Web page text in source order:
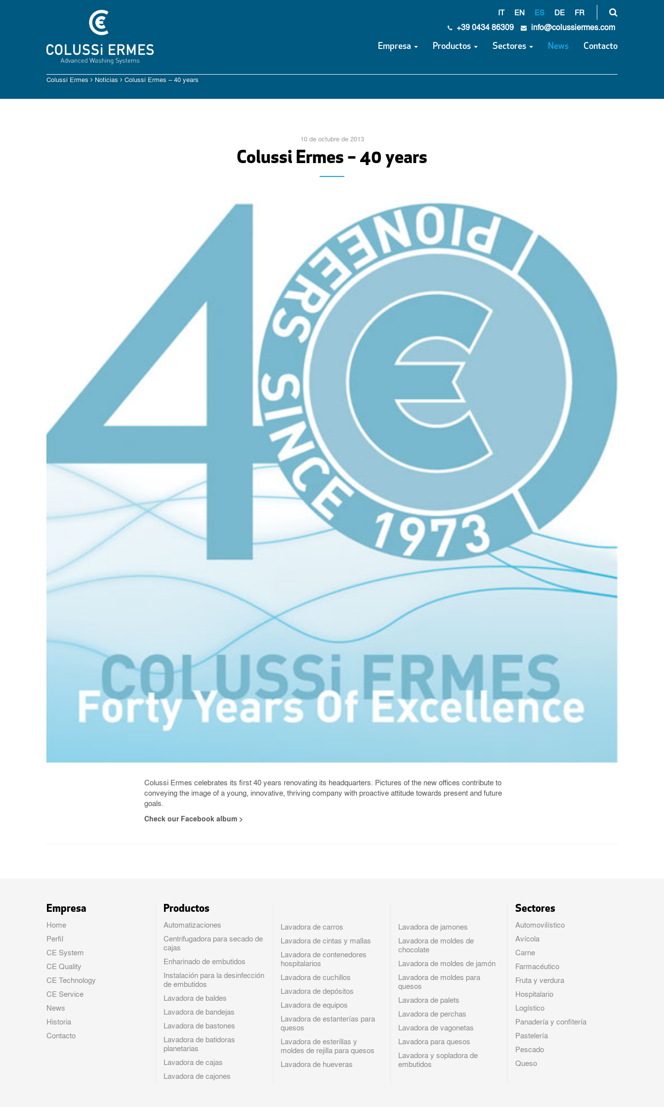
IT EN ES DE FR
+39 0434 86309 info@colussiermes.com
Empresa Productos Sectores News Contacto
Colussi Ermes Noticias Colussi Ermes – 40 years
10 de octubre de 2013
Colussi Ermes – 40 years
Colussi Ermes celebrates its first 40 years renovating its headquarters. Pictures of the new offices contribute to
conveying the image of a young, innovative, thriving company with proactive attitude towards present and future
goals.
Check our Facebook album >
Empresa
Home
Perfil
CE System
CE Quality
CE Technology
CE Service
News
Historia
Contacto
Productos
Automatizaciones
Centrifugadora para secado de
cajas
Enharinado de embutidos
Instalación para la desinfección
de embutidos
Lavadora de baldes
Lavadora de bandejas
Lavadora de bastones
Lavadora de batidoras
planetarias
Lavadora de cajas
Lavadora de cajones
Lavadora de carros
Lavadora de cintas y mallas
Lavadora de contenedores
hospitalarios
Lavadora de cuchillos
Lavadora de depósitos
Lavadora de equipos
Lavadora de estanterías para
quesos
Lavadora de esterillas y
moldes de rejilla para quesos
Lavadora de hueveras
Lavadora de jamones
Lavadora de moldes de
chocolate
Lavadora de moldes de jamón
Lavadora de moldes para
quesos
Lavadora de palets
Lavadora de perchas
Lavadora de vagonetas
Lavadora para quesos
Lavadora y sopladora de
embutidos
Sectores
Automovilístico
Avícola
Carne
Farmacéutico
Fruta y verdura
Hospitalario
Logístico
Panadería y confitería
Pastelería
Pescado
Queso